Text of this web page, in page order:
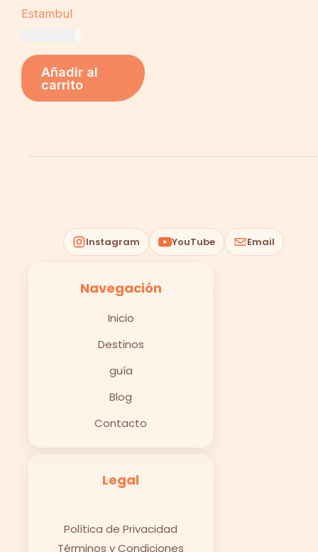
Estambul
Añadir al
carrito
Instagram YouTube Email
Navegación
Inicio
Destinos
guía
Blog
Contacto
Legal
Política de Privacidad
Términos y Condiciones